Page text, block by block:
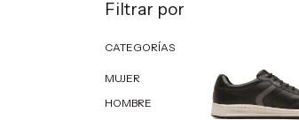
Filtrar por
CATEGORÍAS
MUJER
HOMBRE